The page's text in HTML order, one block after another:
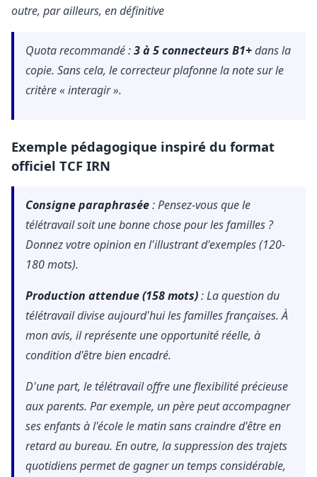
outre, par ailleurs, en définitive
Quota recommandé :3 à 5 connecteurs B1+dans la
copie. Sans cela, le correcteur plafonne la note sur le
critère « interagir ».
Exemple pédagogique inspiré du format
officiel TCF IRN
Consigne paraphrasée: Pensez-vous que le
télétravail soit une bonne chose pour les familles ?
Donnez votre opinion en l'illustrant d'exemples (120-
180 mots).
Production attendue (158 mots): La question du
télétravail divise aujourd'hui les familles françaises. À
mon avis, il représente une opportunité réelle, à
condition d'être bien encadré.
D'une part, le télétravail offre une flexibilité précieuse
aux parents. Par exemple, un père peut accompagner
ses enfants à l'école le matin sans craindre d'être en
retard au bureau. En outre, la suppression des trajets
quotidiens permet de gagner un temps considérable,